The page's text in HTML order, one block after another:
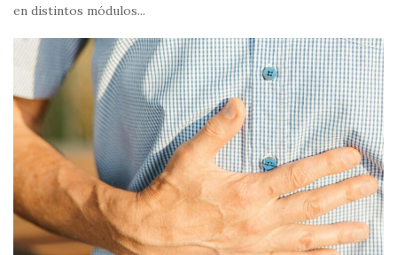
en distintos módulos...